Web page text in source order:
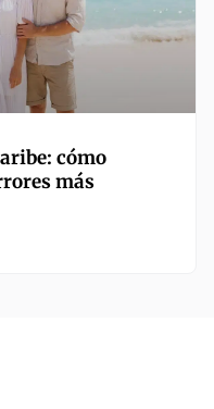
cómo
más